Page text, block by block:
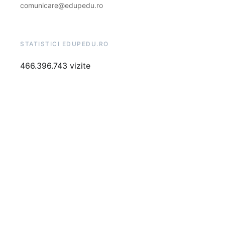
comunicare@edupedu.ro
STATISTICI EDUPEDU.RO
466.396.743 vizite